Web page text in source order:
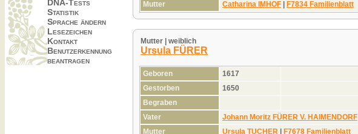
DNA-Tests
Statistik
Sprache ändern
Lesezeichen
Kontakt
Benutzerkennung
beantragen
Mutter
Catharina IMHOF | F7834 Familienblatt
Mutter | weiblich
Ursula FÜRER
Geboren
1617
Gestorben
1650
Begraben
Vater
Johann Moritz FÜRER V. HAIMENDORF
Mutter
Ursula TUCHER | F7678 Familienblatt